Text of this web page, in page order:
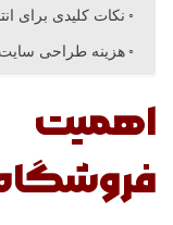
و
ش
نکات کلیدی برای
هزینه طراحی